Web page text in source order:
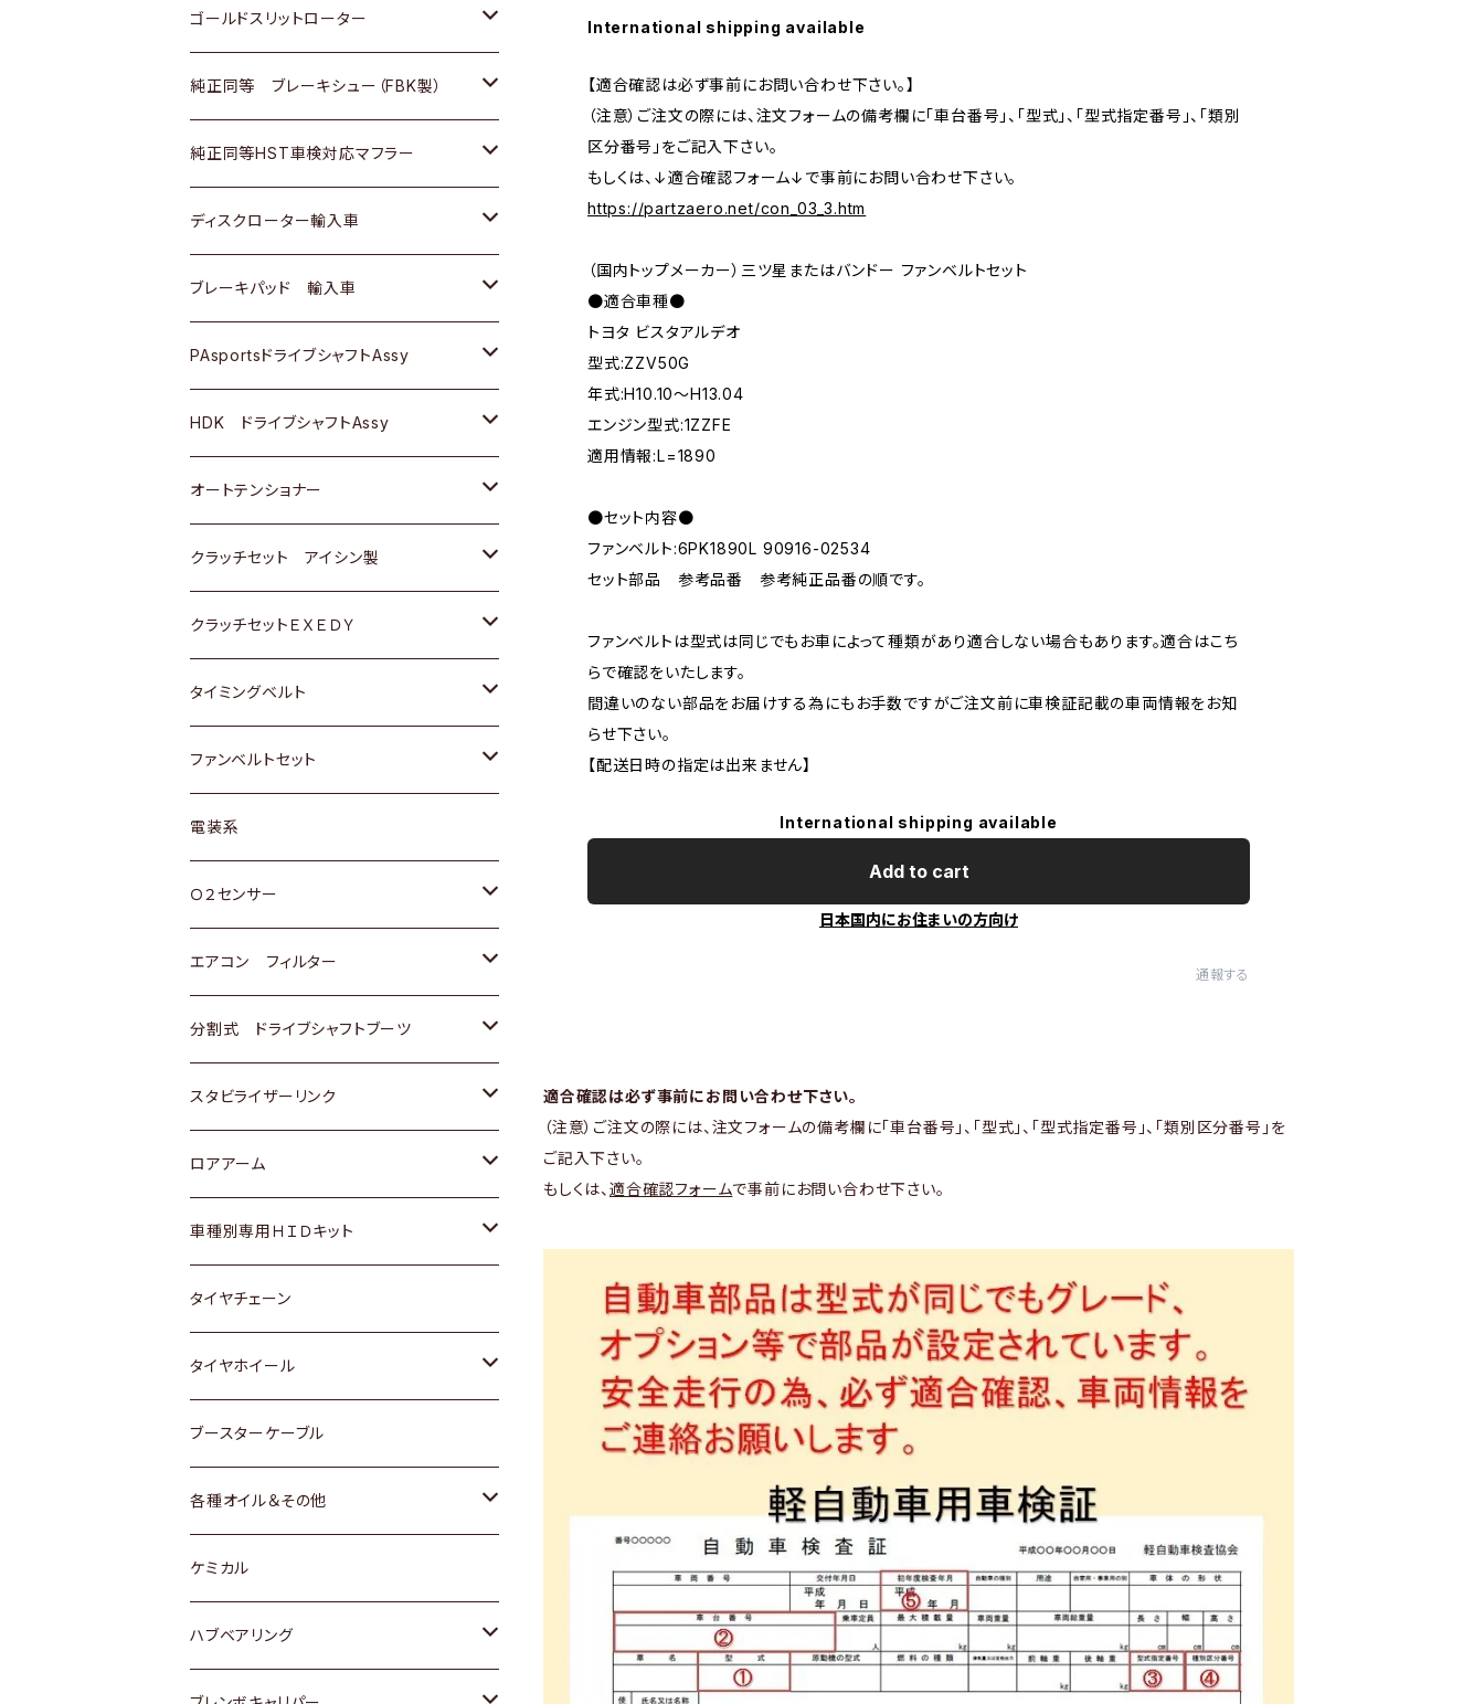
International shipping available
【適合確認は必ず事前にお問い合わせ下さい。】
（注意）ご注文の際には、注文フォームの備考欄に「車台番号」、「型式」、「型式指定番号」、「類別
区分番号」をご記入下さい。
もしくは、↓適合確認フォーム↓で事前にお問い合わせ下さい。
https://partzaero.net/con_03_3.htm
（国内トップメーカー）三ツ星またはバンドー ファンベルトセット
●適合車種●
トヨタ ビスタアルデオ
型式:ZZV50G
年式:H10.10～H13.04
エンジン型式:1ZZFE
適用情報:L=1890
●セット内容●
ファンベルト:6PK1890L 90916-02534
セット部品 参考品番 参考純正品番の順です。
ファンベルトは型式は同じでもお車によって種類があり適合しない場合もあります。適合はこち
らで確認をいたします。
間違いのない部品をお届けする為にもお手数ですがご注文前に車検証記載の車両情報をお知
らせ下さい。
【配送日時の指定は出来ません】
International shipping available
Add to cart
日本国内にお住まいの方向け
通報する
適合確認は必ず事前にお問い合わせ下さい。
（注意）ご注文の際には、注文フォームの備考欄に「車台番号」、「型式」、「型式指定番号」、「類別区分番号」を
ご記入下さい。
もしくは、 適合確認フォームで事前にお問い合わせ下さい。
三菱ふそう
ＢＭＷ
三菱ふそう
その他
スバル
マツダ
三菱
スバル
三菱
ダイハツ
マツダ
三菱
スバル
日産
いすゞ
ダイハツ
マツダ
三菱
スバル
ＢＥＮＺ
スズキ
日産
ダイハツ
マツダ
三菱
スバル
ホンダ
日産
いすゞ
ダイハツ
マツダ
三菱
スバル
トヨタ
ホンダ
スズキ
日産
ダイハツ
マツダ
三菱
スバル
ゴールドスリットローター
トヨタ
ホンダ
スズキ
日産
ダイハツ
マツダ
三菱
スバル
純正同等 ブレーキシュー（FBK製）
ホンダ
スズキ
日産
ダイハツ
マツダ
三菱
スバル
純正同等HST車検対応マフラー
トヨタ
ホンダ
スズキ
日産
いすゞ
ダイハツ
マツダ
三菱
スバル
日野
ディスクローター輸入車
ＡＵＤＩ
ＢＥＮＺ
ＢＭＷ
GOLF
ＷＡＧＥＮ
アストロ（シボレー）
クライスラー
ブレーキパッド 輸入車
ＢＥＮＺ
ＢＭＷ
ＷＡＧＥＮ
ＶＯＬＶＯ
PAsportsドライブシャフトAssy
トヨタ
ホンダ
スズキ
日産
ダイハツ
マツダ
三菱
スバル
HDK ドライブシャフトAssy
スズキ
ダイハツ
日産
ホンダ
マツダ
オートテンショナー
トヨタ
クラッチセット アイシン製
ホンダ
スズキ
ダイハツ
マツダ
三菱
スバル
クラッチセットＥＸＥＤＹ
ホンダ
スズキ
日産
ダイハツ
マツダ
三菱
スバル
タイミングベルト
トヨタ
スズキ
ダイハツ
三菱
スバル
ファンベルトセット
トヨタ
ホンダ
スズキ
日産
いすゞ
ダイハツ
マツダ
三菱
スバル
レクサス
電装系
Ｏ２センサー
トヨタ
ホンダ
スズキ
日産
ダイハツ
マツダ
三菱
スバル
エアコン フィルター
トヨタ
ホンダ
スズキ
日産
いすゞ
ダイハツ
マツダ
三菱
スバル
分割式 ドライブシャフトブーツ
トヨタ
ホンダ
スズキ
日産
ダイハツ
スバル
スタビライザーリンク
トヨタ
ホンダ
スズキ
日産
ダイハツ
マツダ
ロアアーム
ホンダ
スズキ
日産
ダイハツ
マツダ
スバル
車種別専用ＨＩＤキット
トヨタ
マツダ
タイヤチェーン
タイヤホイール
トヨタ
ホンダ
スズキ
日産
ブースターケーブル
各種オイル＆その他
ディーデル洗浄添加剤
ケミカル
ハブベアリング